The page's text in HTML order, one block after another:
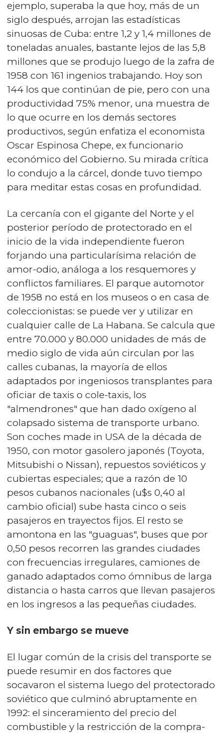
ejemplo, superaba la que hoy, más de un
siglo después, arrojan las estadísticas
sinuosas de Cuba: entre 1,2 y 1,4 millones de
toneladas anuales, bastante lejos de las 5,8
millones que se produjo luego de la zafra de
1958 con 161 ingenios trabajando. Hoy son
144 los que continúan de pie, pero con una
productividad 75% menor, una muestra de
lo que ocurre en los demás sectores
productivos, según enfatiza el economista
Oscar Espinosa Chepe, ex funcionario
económico del Gobierno. Su mirada crítica
lo condujo a la cárcel, donde tuvo tiempo
para meditar estas cosas en profundidad.
La cercanía con el gigante del Norte y el
posterior período de protectorado en el
inicio de la vida independiente fueron
forjando una particularísima relación de
amor-odio, análoga a los resquemores y
conflictos familiares. El parque automotor
de 1958 no está en los museos o en casa de
coleccionistas: se puede ver y utilizar en
cualquier calle de La Habana. Se calcula que
entre 70.000 y 80.000 unidades de más de
medio siglo de vida aún circulan por las
calles cubanas, la mayoría de ellos
adaptados por ingeniosos transplantes para
oficiar de taxis o cole-taxis, los
"almendrones" que han dado oxígeno al
colapsado sistema de transporte urbano.
Son coches made in USA de la década de
1950, con motor gasolero japonés (Toyota,
Mitsubishi o Nissan), repuestos soviéticos y
cubiertas especiales; que a razón de 10
pesos cubanos nacionales (u$s 0,40 al
cambio oficial) sube hasta cinco o seis
pasajeros en trayectos fijos. El resto se
amontona en las "guaguas", buses que por
0,50 pesos recorren las grandes ciudades
con frecuencias irregulares, camiones de
ganado adaptados como ómnibus de larga
distancia o hasta carros que llevan pasajeros
en los ingresos a las pequeñas ciudades.
Y sin embargo se mueve
El lugar común de la crisis del transporte se
puede resumir en dos factores que
socavaron el sistema luego del protectorado
soviético que culminó abruptamente en
1992: el sinceramiento del precio del
combustible y la restricción de la compra-